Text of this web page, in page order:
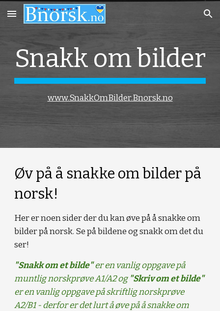
Skip to main content Skip to navigation
Snakk om bilder
www.SnakkOmBilder.Bnorsk.no
Øv på å snakke om bilder på
norsk!
Her er noen sider der du kan øve på å snakke om
bilder på norsk. Se på bildene og snakk om det du
ser!
"Snakk om et bilde"er en vanlig oppgave på
muntlig norskprøve A1/A2 og"Skriv om et bilde"
er en vanlig oppgave på skriftlig norskprøve
A2/B1 - derfor er det lurt å øve på å snakke om